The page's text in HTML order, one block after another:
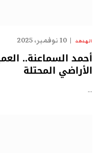
الهدهد 10 نوفمبر، 2025
أحمد السماعنة..
الأراضي المحتلة
…